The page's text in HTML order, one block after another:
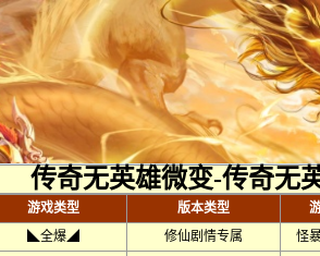
传奇无英雄微变-传奇无
游戏类型 版本类型
◣全爆◢ 修仙剧情专属
怪